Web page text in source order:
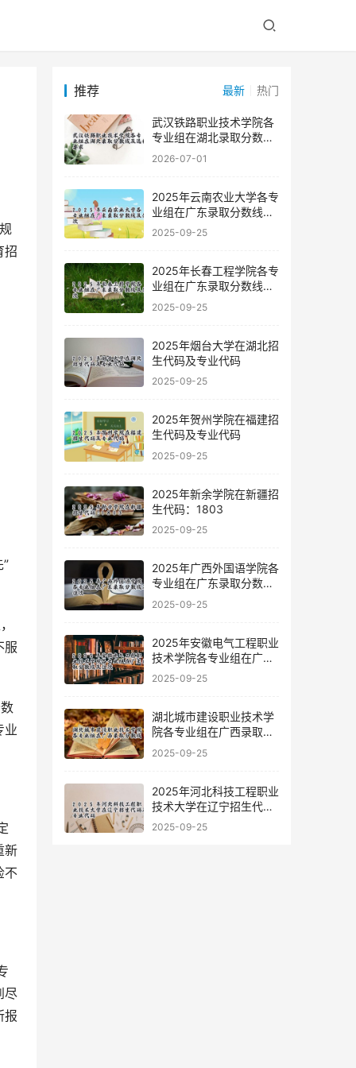
招
服
业
新
不
尽
报
推荐 最新 热门
武汉铁路职业技术学院各
专业组在湖北录取分数线
及选科要求
2026-07-01
2025年云南农业大学各专
业组在广东录取分数线及
位次
2025-09-25
2025年长春工程学院各专
业组在广东录取分数线及
位次
2025-09-25
2025年烟台大学在湖北招
生代码及专业代码
2025-09-25
2025年贺州学院在福建招
生代码及专业代码
2025-09-25
2025年新余学院在新疆招
生代码：1803
2025-09-25
2025年广西外国语学院各
专业组在广东录取分数线
及位次
2025-09-25
2025年安徽电气工程职业
技术学院各专业组在广东
录取分数线及位次
2025-09-25
湖北城市建设职业技术学
院各专业组在广西录取分
数线
2025-09-25
2025年河北科技工程职业
技术大学在辽宁招生代码
及专业代码
2025-09-25